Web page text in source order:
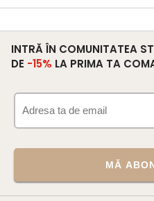
INTRĂ ÎN COMUNITATEA
DE -15% LA PRIMA TA
MĂ